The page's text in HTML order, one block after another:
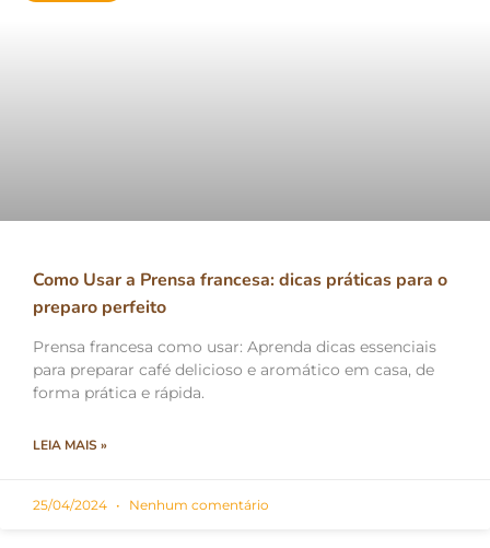
Como Usar a Prensa francesa: dicas práticas para o
preparo perfeito
Prensa francesa como usar: Aprenda dicas essenciais
para preparar café delicioso e aromático em casa, de
forma prática e rápida.
LEIA MAIS »
25/04/2024 Nenhum comentário